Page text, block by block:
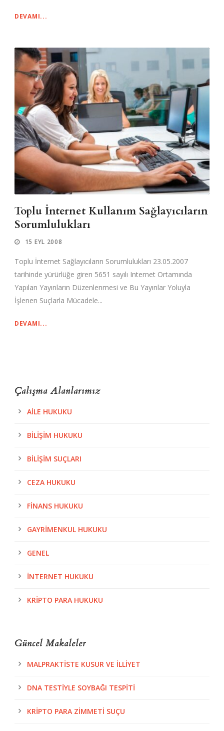
DEVAMI...
Toplu İnternet Kullanım Sağlayıcıların
Sorumlulukları
15 EYL 2008
Toplu İnternet Sağlayıcıların Sorumlulukları 23.05.2007
tarihinde yürürlüğe giren 5651 sayılı Internet Ortamında
Yapılan Yayınların Düzenlenmesi ve Bu Yayınlar Yoluyla
İşlenen Suçlarla Mücadele...
DEVAMI...
Çalışma Alanlarımız
AILE HUKUKU
BILIŞIM HUKUKU
BILIŞIM SUÇLARI
CEZA HUKUKU
FINANS HUKUKU
GAYRIMENKUL HUKUKU
GENEL
İNTERNET HUKUKU
KRIPTO PARA HUKUKU
Güncel Makaleler
MALPRAKTISTE KUSUR VE İLLIYET
DNA TESTIYLE SOYBAĞI TESPITI
KRIPTO PARA ZIMMETI SUÇU